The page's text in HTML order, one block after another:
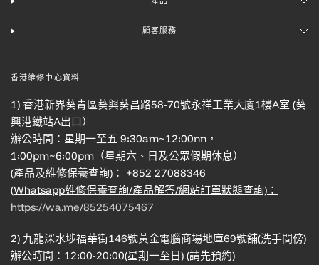
顧客服務
香港維修中心資料
1) 香港新界葵青區葵興葵昌路58-70號永祥工業大廈1樓A室 (葵
興港鐵站A出口）
辦公時間：星期一至五 9:30am~12:00nn，
1:00pm~6:00pm（星期六、日及公眾假期休息）
(產品及維修保養查詢)： +852 27088346
(Whatsapp維修保養查詢/產品解答/網站訂單狀態查詢)：
https://wa.me/85254075467
2) 九龍深水埗福華街146號黃金電腦商場地庫69號舖(洗手間傍)
辦公時間：12:00-20:00(星期一至日) (請先預約)